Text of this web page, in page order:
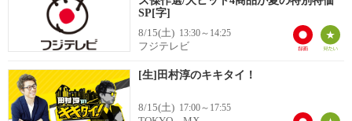
SP[字]
8/15(土) 13:30～14:25
フジテレビ
[生]田村淳のキキタイ！
8/15(土) 17:00～17:55